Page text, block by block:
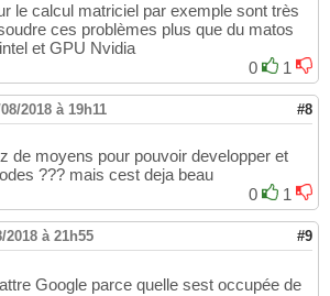
le calcul matriciel par exemple sont très
ces problèmes plus que du matos
et GPU Nvidia
0
1
2018 à 19h11 #8
de moyens pour pouvoir developper et
??? mais cest deja beau
0
1
2018 à 21h55 #9
Google parce quelle sest occupée de